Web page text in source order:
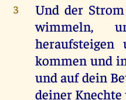
3 Und der Strom
wimmeln,
heraufsteigen
kommen und
undaufdein
deiner Knechte